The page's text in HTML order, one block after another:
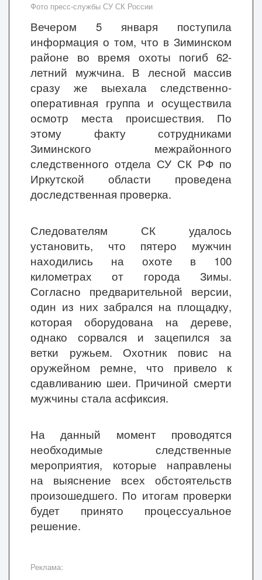
Фото пресс-службы СУ СК России
Вечером 5 января поступила
информация о том, что в Зиминском
районе во время охоты погиб 62-
летний мужчина. В лесной массив
сразу же выехала следственно-
оперативная группа и осуществила
осмотр места происшествия. По
этому факту сотрудниками
Зиминского межрайонного
следственного отдела СУ СК РФ по
Иркутской области проведена
доследственная проверка.
Следователям СК удалось
установить, что пятеро мужчин
находились на охоте в 100
километрах от города Зимы.
Согласно предварительной версии,
один из них забрался на площадку,
которая оборудована на дереве,
однако сорвался и зацепился за
ветки ружьем. Охотник повис на
оружейном ремне, что привело к
сдавливанию шеи. Причиной смерти
мужчины стала асфиксия.
На данный момент проводятся
необходимые следственные
мероприятия, которые направлены
на выяснение всех обстоятельств
произошедшего. По итогам проверки
будет принято процессуальное
решение.
Реклама: